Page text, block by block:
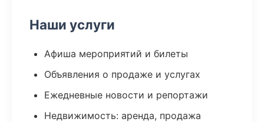
Наши услуги
Афиша мероприятий и билеты
Объявления о продаже и услугах
Ежедневные новости и репортажи
Недвижимость: аренда, продажа